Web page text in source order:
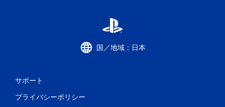
国／地域：日本
サポート
プライバシーポリシー